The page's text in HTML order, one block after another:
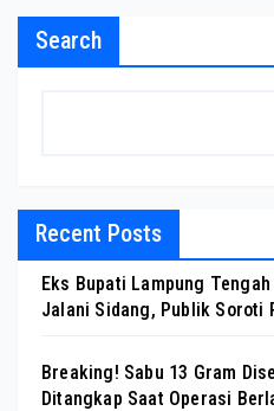
Search
Recent Posts
Eks Bupati Lampung
Jalani Sidang, Publik Soroti
Breaking! Sabu 13 Gram
Ditangkap Saat Operasi